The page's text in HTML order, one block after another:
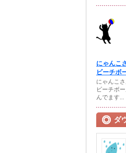
にゃんこ
ビーチボ
にゃんこさ
ビーチボ
んでます...
ダ